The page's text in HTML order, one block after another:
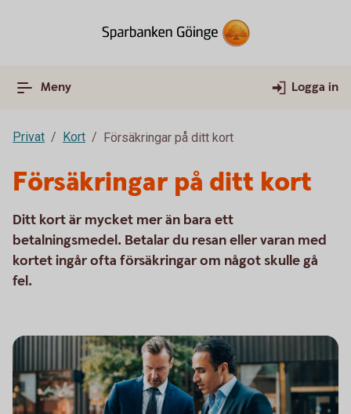
Meny Logga in
Privat Kort Försäkringar på ditt kort
Försäkringar på ditt kort
Ditt kort är mycket mer än bara ett
betalningsmedel. Betalar du resan eller varan med
kortet ingår ofta försäkringar om något skulle gå
fel.